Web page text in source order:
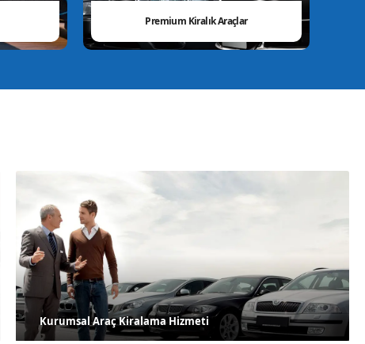
Premium Kiralık Araçlar
Kurumsal Araç Kiralama Hizmeti